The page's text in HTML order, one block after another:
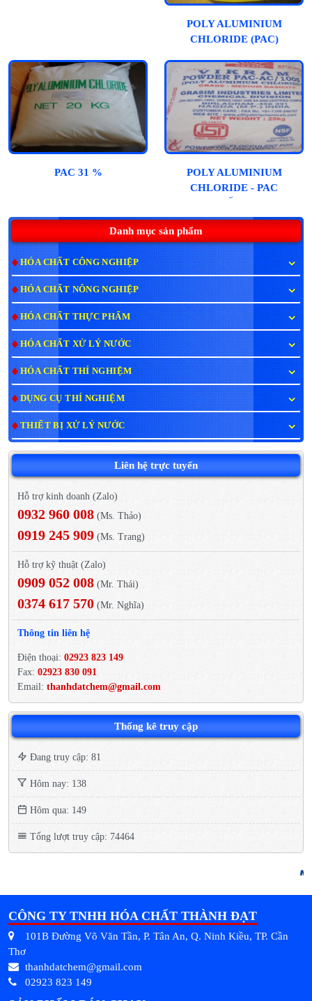
Danh mục sản phẩm
HÓA CHẤT CÔNG NGHIỆP
HÓA CHẤT NÔNG NGHIỆP
HÓA CHẤT THỰC PHẨM
HÓA CHẤT XỬ LÝ NƯỚC
HÓA CHẤT THÍ NGHIỆM
DỤNG CỤ THÍ NGHIỆM
THIẾT BỊ XỬ LÝ NƯỚC
Liên hệ trực tuyến
Hỗ trợ kinh doanh (Zalo)
0932 960 008 (Ms. Thảo)
0919 245 909 (Ms. Trang)
Hỗ trợ kỹ thuật (Zalo)
0909 052 008 (Mr. Thái)
0374 617 570 (Mr. Nghĩa)
Thông tin liên hệ
Điện thoại: 02923 823 149
Fax: 02923 830 091
Email: thanhdatchem@gmail.com
Thống kê truy cập
Đang truy cập: 81
Hôm nay: 138
Hôm qua: 149
Tổng lượt truy cập: 74464
POLY ALUMINIUM
CHLORIDE (PAC)
PAC 31 %
POLY ALUMINIUM
CHLORIDE - PAC
CÔNG TY TNHH HÓA CHẤT THÀNH ĐẠT
101B Đường Võ Văn Tần, P. Tân An, Q. Ninh Kiều, TP. Cần
Thơ
thanhdatchem@gmail.com
02923 823 149